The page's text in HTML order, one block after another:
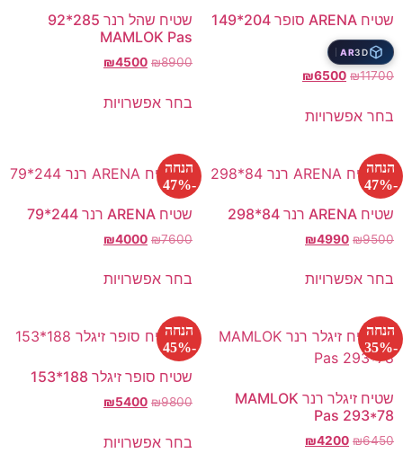
שטיח ARENA סופר 204*149
3D
AR
₪11700
₪6500
בחר אפשרויות
שטיח שהל רנר 285*92
MAMLOK Pas
₪8900
₪4500
בחר אפשרויות
הנחה
-47%
שטיח ARENA רנר 84*298
₪9500
₪4990
בחר אפשרויות
הנחה
-47%
שטיח ARENA רנר 244*79
₪7600
₪4000
בחר אפשרויות
הנחה
-35%
שטיח זיגלר רנר MAMLOK
Pas 293*78
₪6450
₪4200
הנחה
-45%
שטיח סופר זיגלר 188*153
₪9800
₪5400
בחר אפשרויות